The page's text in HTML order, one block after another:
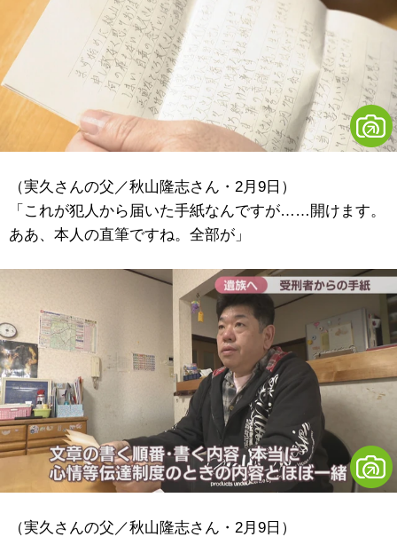
（実久さんの父／秋山隆志さん・2月9日）
「これが犯人から届いた手紙なんですが……開けます。
ああ、本人の直筆ですね。全部が」
（実久さんの父／秋山隆志さん・2月9日）